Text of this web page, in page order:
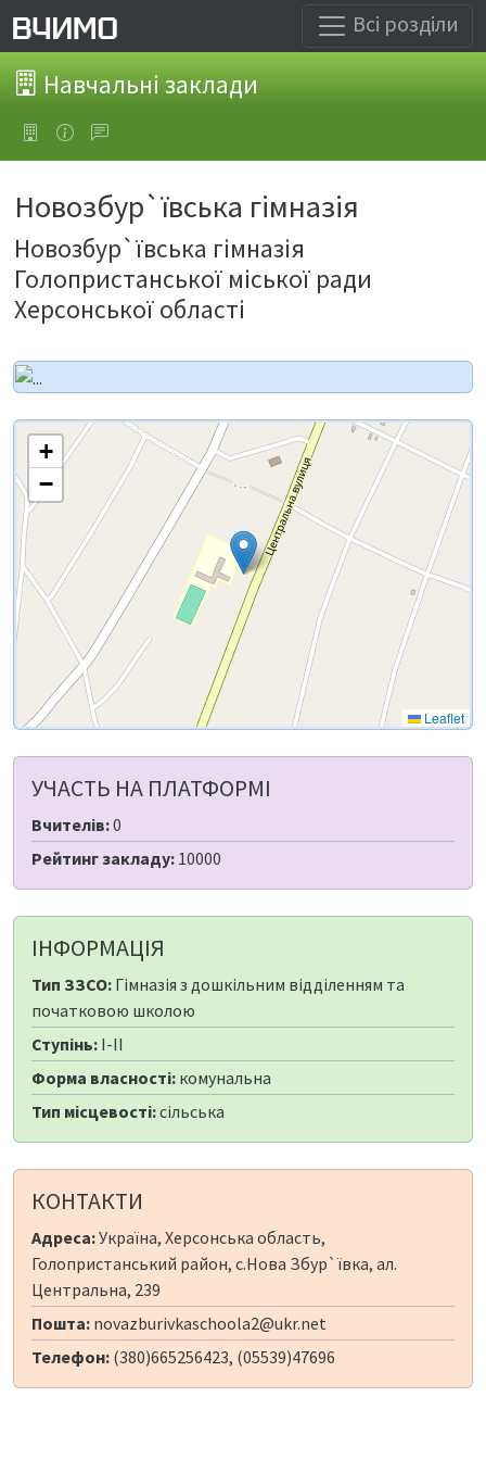
Всі розділи
Навчальні заклади
Новозбур`ївська гімназія
Новозбур`ївська гімназія
Голопристанської міської ради
Херсонської області
+
−
Leaflet
УЧАСТЬ НА ПЛАТФОРМІ
Вчителів:0
Рейтинг закладу: 10000
ІНФОРМАЦІЯ
Тип ЗЗСО: Гімназія з дошкільним відділенням та
початковою школою
Ступінь: I-II
Форма власності: комунальна
Тип місцевості:сільська
КОНТАКТИ
Адреса:Україна, Херсонська область,
Голопристанський район, с.Нова Збур`ївка, ал.
Центральна, 239
Пошта: novazburivkaschoola2@ukr.net
Телефон: (380)665256423, (05539)47696